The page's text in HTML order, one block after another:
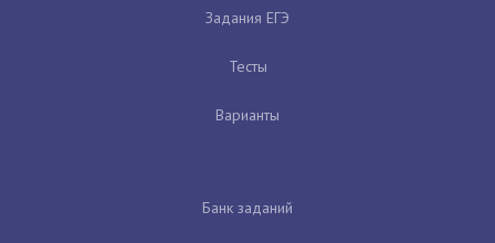
Задания ЕГЭ
Тесты
Варианты
Банк заданий